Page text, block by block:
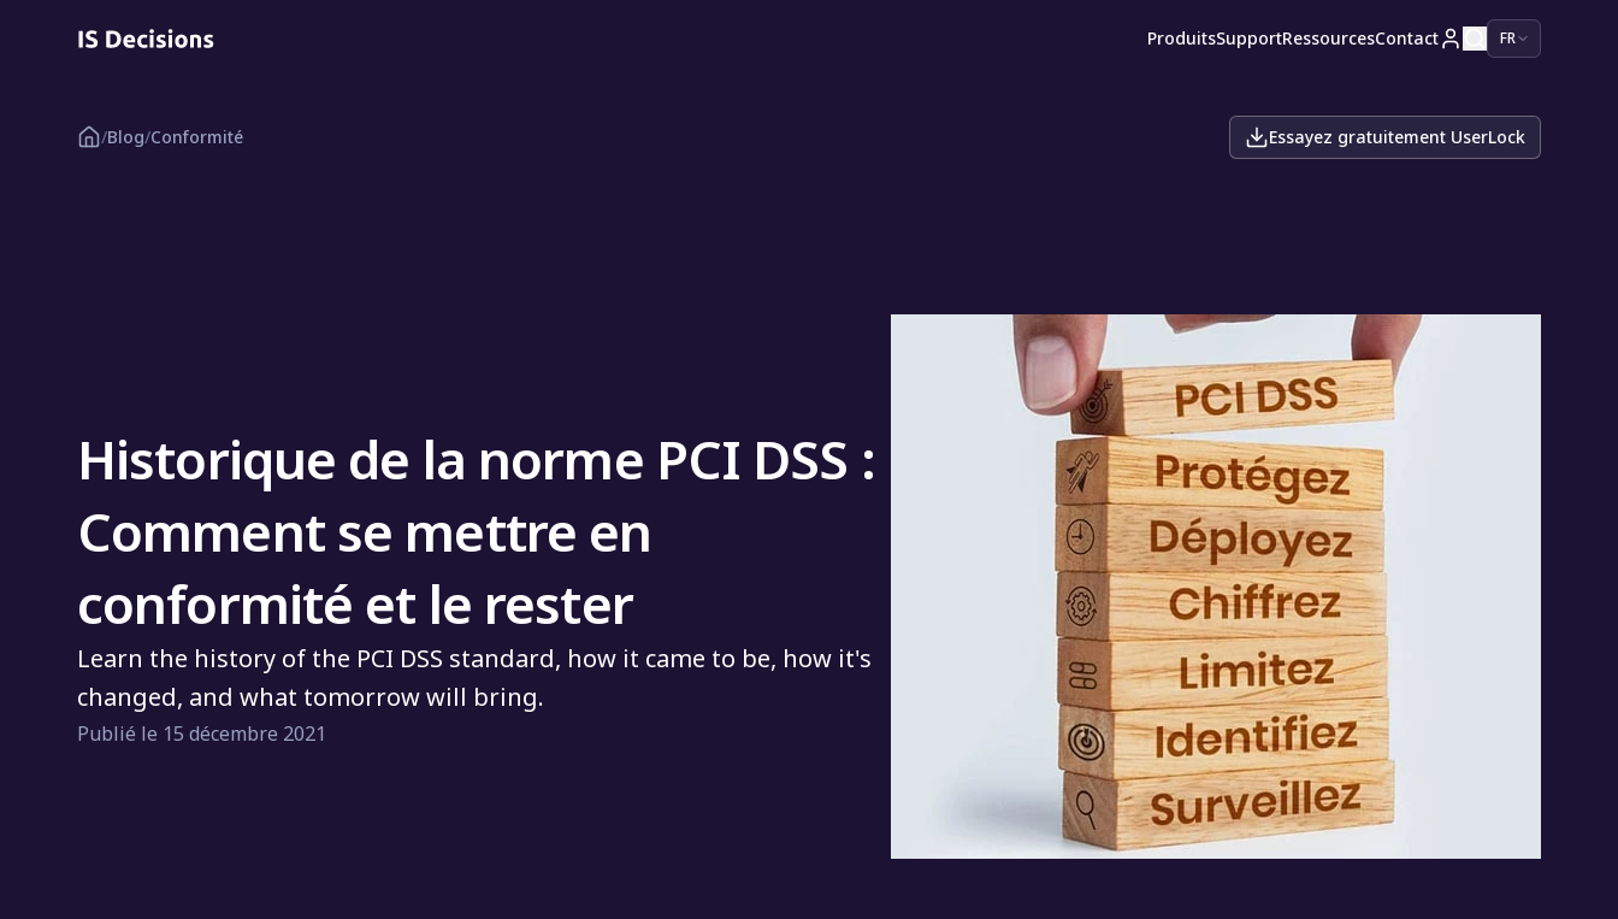
ProduitsSupportRessourcesContact FR
/Blog/Conformité Essayez gratuitement UserLock
Historique de la norme PCI DSS :
Comment se mettre en
conformité et le rester
Learn the history of the PCI DSS standard, how it came to be, how it's
changed, and what tomorrow will bring.
Publié le 15 décembre 2021